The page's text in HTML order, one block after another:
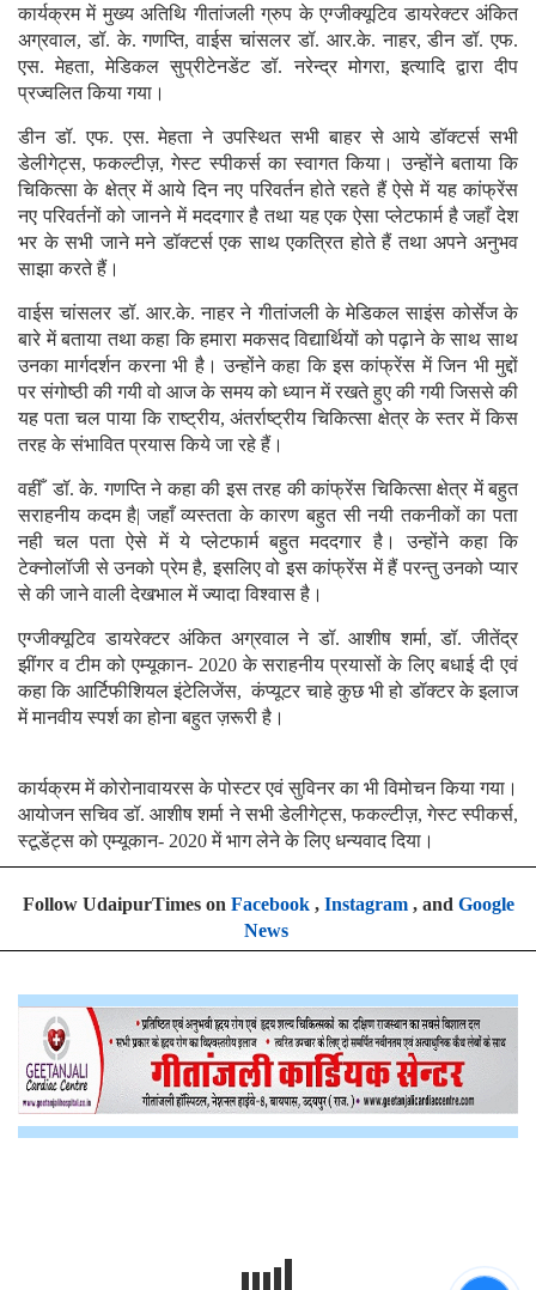
कार्यक्रम में मुख्य अतिथि गीतांजली ग्रुप के एग्जीक्यूटिव डायरेक्टर अंकित
अग्रवाल, डॉ. के. गणप्ति, वाईस चांसलर डॉ. आर.के. नाहर, डीन डॉ. एफ.
एस. मेहता, मेडिकल सुप्रीटेनडेंट डॉ. नरेन्द्र मोगरा, इत्यादि द्वारा दीप
प्रज्वलित किया गया।
डीन डॉ. एफ. एस. मेहता ने उपस्थित सभी बाहर से आये डॉक्टर्स सभी
डेलीगेट्स, फकल्टीज़, गेस्ट स्पीकर्स का स्वागत किया। उन्होंने बताया कि
चिकित्सा के क्षेत्र में आये दिन नए परिवर्तन होते रहते हैं ऐसे में यह कांफ्रेंस
नए परिवर्तनों को जानने में मददगार है तथा यह एक ऐसा प्लेटफार्म है जहाँ देश
भर के सभी जाने मने डॉक्टर्स एक साथ एकत्रित होते हैं तथा अपने अनुभव
साझा करते हैं।
वाईस चांसलर डॉ. आर.के. नाहर ने गीतांजली के मेडिकल साइंस कोर्सेज के
बारे में बताया तथा कहा कि हमारा मकसद विद्यार्थियों को पढ़ाने के साथ साथ
उनका मार्गदर्शन करना भी है। उन्होंने कहा कि इस कांफ्रेंस में जिन भी मुद्दों
पर संगोष्ठी की गयी वो आज के समय को ध्यान में रखते हुए की गयी जिससे की
यह पता चल पाया कि राष्ट्रीय, अंतर्राष्ट्रीय चिकित्सा क्षेत्र के स्तर में किस
तरह के संभावित प्रयास किये जा रहे हैं।
वहीँ डॉ. के. गणप्ति ने कहा की इस तरह की कांफ्रेंस चिकित्सा क्षेत्र में बहुत
सराहनीय कदम है| जहाँ व्यस्तता के कारण बहुत सी नयी तकनीकों का पता
नही चल पता ऐसे में ये प्लेटफार्म बहुत मददगार है। उन्होंने कहा कि
टेक्नोलॉजी से उनको प्रेम है, इसलिए वो इस कांफ्रेंस में हैं परन्तु उनको प्यार
से की जाने वाली देखभाल में ज्यादा विश्वास है।
एग्जीक्यूटिव डायरेक्टर अंकित अग्रवाल ने डॉ. आशीष शर्मा, डॉ. जीतेंद्र
झींगर व टीम को एम्यूकान- 2020 के सराहनीय प्रयासों के लिए बधाई दी एवं
कहा कि आर्टिफीशियल इंटेलिजेंस, कंप्यूटर चाहे कुछ भी हो डॉक्टर के इलाज
में मानवीय स्पर्श का होना बहुत ज़रूरी है।
कार्यक्रम में कोरोनावायरस के पोस्टर एवं सुविनर का भी विमोचन किया गया।
आयोजन सचिव डॉ. आशीष शर्मा ने सभी डेलीगेट्स, फकल्टीज़, गेस्ट स्पीकर्स,
स्टूडेंट्स को एम्यूकान- 2020 में भाग लेने के लिए धन्यवाद दिया।
Follow UdaipurTimes on Facebook, Instagram, and Google
News